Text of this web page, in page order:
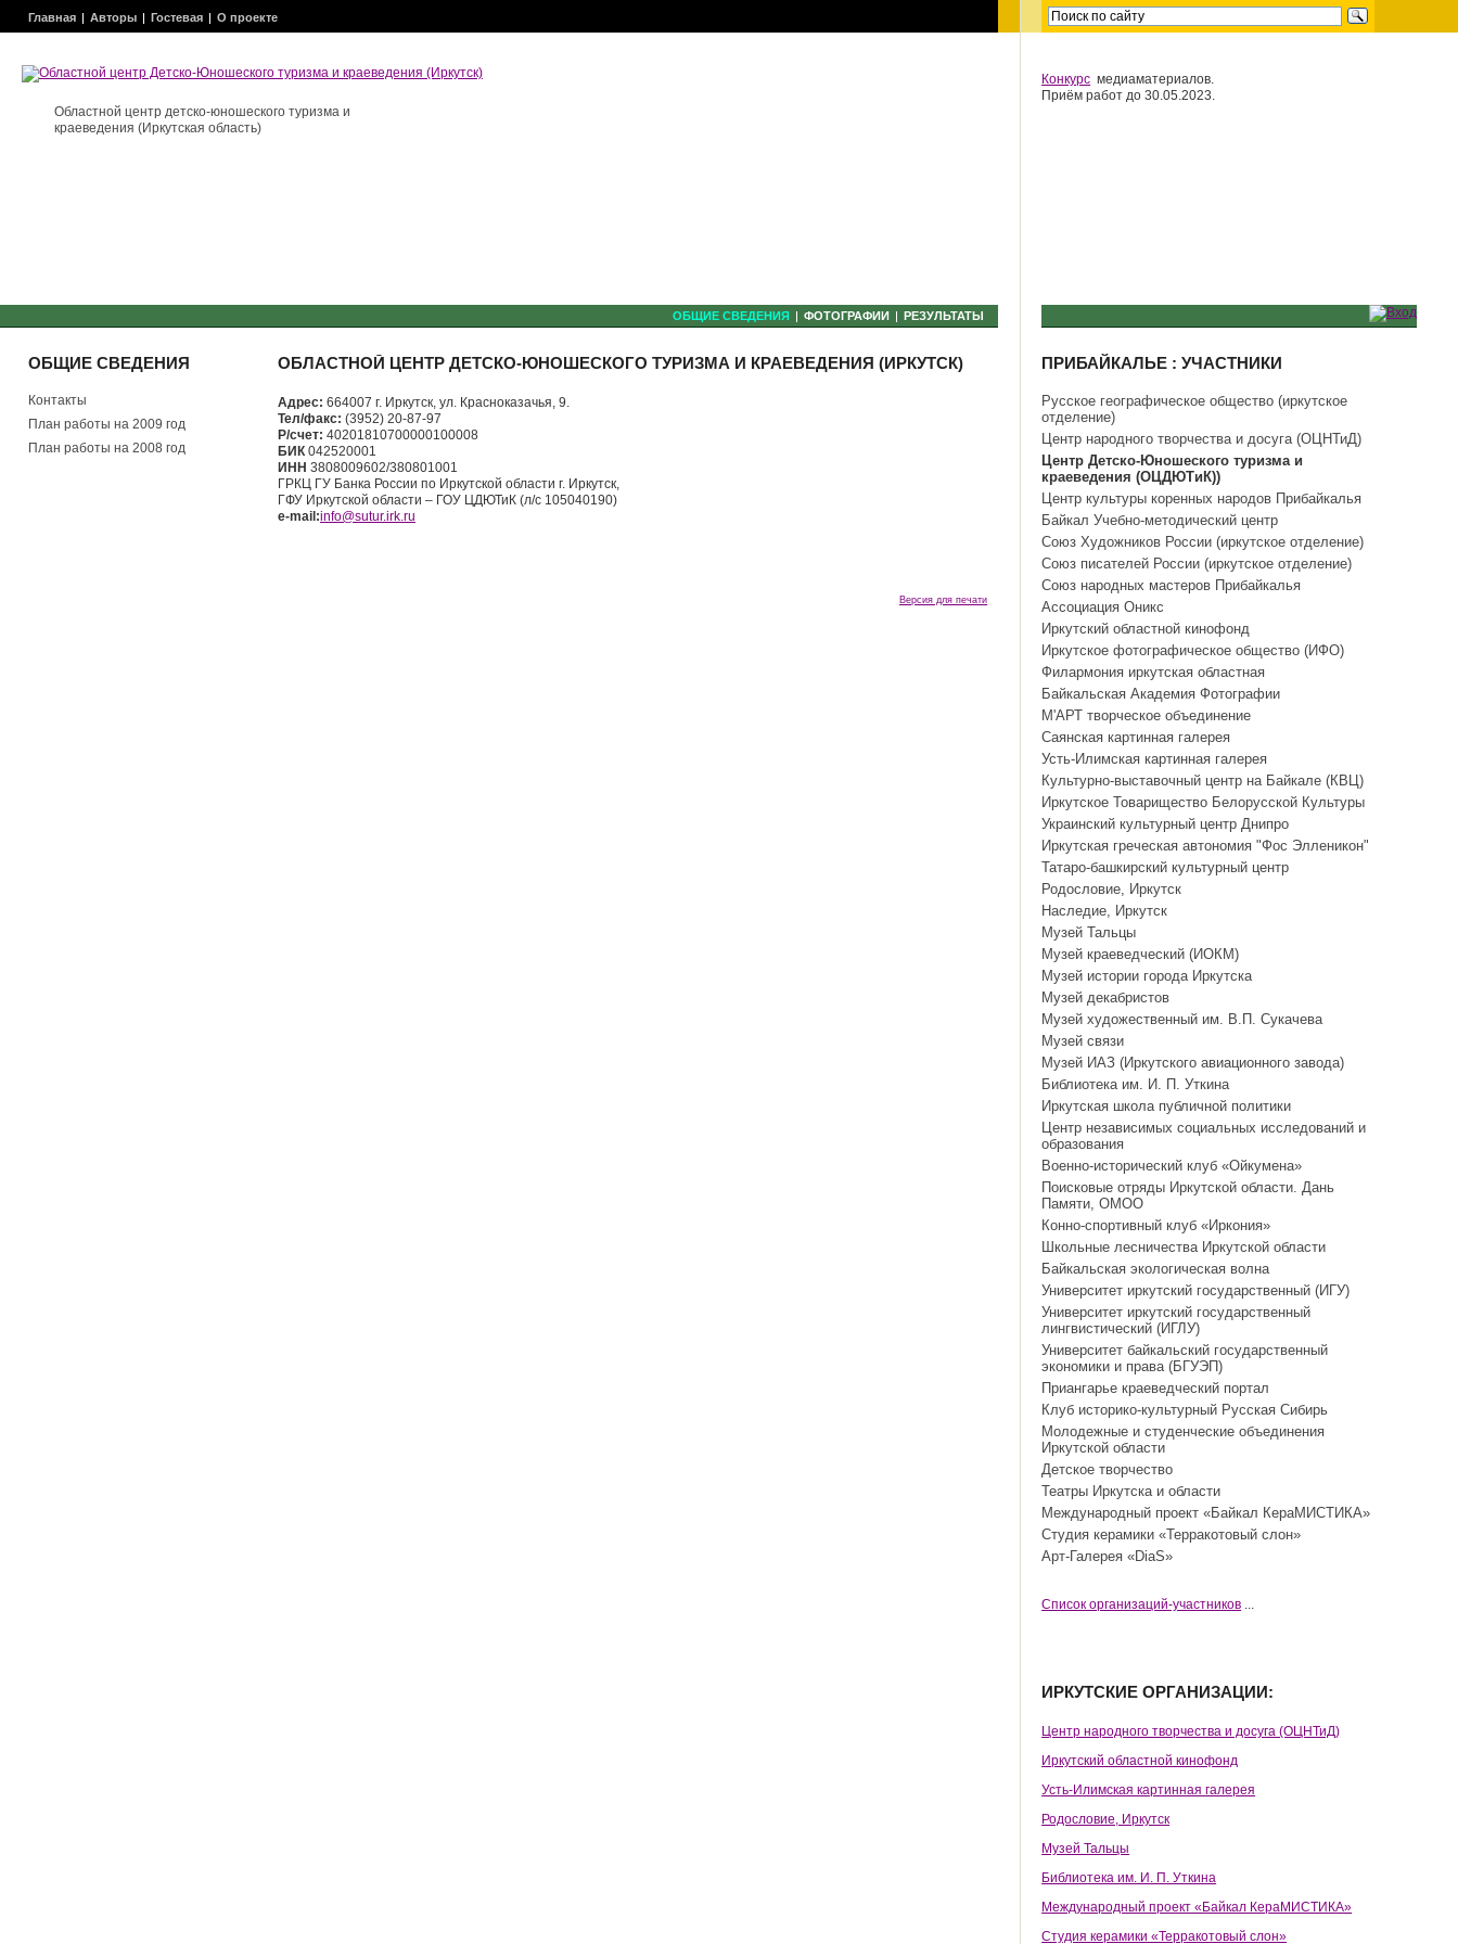
Главная Авторы Гостевая О проекте
Областной центр детско-юношеского туризма и
краеведения (Иркутская область)
ОБЩИЕ СВЕДЕНИЯ ФОТОГРАФИИ РЕЗУЛЬТАТЫ
ОБЩИЕ СВЕДЕНИЯ
Контакты
План работы на 2009 год
План работы на 2008 год
ОБЛАСТНОЙ ЦЕНТР ДЕТСКО-ЮНОШЕСКОГО ТУРИЗМА И КРАЕВЕДЕНИЯ (ИРКУТСК)
Адрес: 664007 г. Иркутск, ул. Красноказачья, 9.
Тел/факс: (3952) 20-87-97
Р/счет: 40201810700000100008
БИК 042520001
ИНН 3808009602/380801001
ГРКЦ ГУ Банка России по Иркутской области г. Иркутск,
ГФУ Иркутской области – ГОУ ЦДЮТиК (л/с 105040190)
e-mail:info@sutur.irk.ru
Версия для печати
Конкурс медиаматериалов.
Приём работ до 30.05.2023.
ПРИБАЙКАЛЬЕ : УЧАСТНИКИ
Русское географическое общество (иркутское
отделение)
Центр народного творчества и досуга (ОЦНТиД)
Центр Детско-Юношеского туризма и
краеведения (ОЦДЮТиК))
Центр культуры коренных народов Прибайкалья
Байкал Учебно-методический центр
Союз Художников России (иркутское отделение)
Союз писателей России (иркутское отделение)
Союз народных мастеров Прибайкалья
Ассоциация Оникс
Иркутский областной кинофонд
Иркутское фотографическое общество (ИФО)
Филармония иркутская областная
Байкальская Академия Фотографии
М'АРТ творческое объединение
Саянская картинная галерея
Усть-Илимская картинная галерея
Культурно-выставочный центр на Байкале (КВЦ)
Иркутское Товарищество Белорусской Культуры
Украинский культурный центр Днипро
Иркутская греческая автономия "Фос Элленикон"
Татаро-башкирский культурный центр
Родословие, Иркутск
Наследие, Иркутск
Музей Тальцы
Музей краеведческий (ИОКМ)
Музей истории города Иркутска
Музей декабристов
Музей художественный им. В.П. Сукачева
Музей связи
Музей ИАЗ (Иркутского авиационного завода)
Библиотека им. И. П. Уткина
Иркутская школа публичной политики
Центр независимых социальных исследований и
образования
Военно-исторический клуб «Ойкумена»
Поисковые отряды Иркутской области. Дань
Памяти, ОМОО
Конно-спортивный клуб «Иркония»
Школьные лесничества Иркутской области
Байкальская экологическая волна
Университет иркутский государственный (ИГУ)
Университет иркутский государственный
лингвистический (ИГЛУ)
Университет байкальский государственный
экономики и права (БГУЭП)
Приангарье краеведческий портал
Клуб историко-культурный Русская Сибирь
Молодежные и студенческие объединения
Иркутской области
Детское творчество
Театры Иркутска и области
Международный проект «Байкал КераМИСТИКА»
Студия керамики «Терракотовый слон»
Арт-Галерея «DiaS»
Cписок организаций-участников ...
ИРКУТСКИЕ ОРГАНИЗАЦИИ:
Центр народного творчества и досуга (ОЦНТиД)
Иркутский областной кинофонд
Усть-Илимская картинная галерея
Родословие, Иркутск
Музей Тальцы
Библиотека им. И. П. Уткина
Международный проект «Байкал КераМИСТИКА»
Студия керамики «Терракотовый слон»